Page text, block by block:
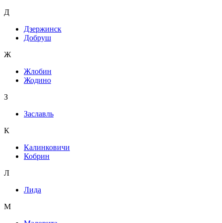
Д
Дзержинск
Добруш
Ж
Жлобин
Жодино
З
Заславль
К
Калинковичи
Кобрин
Л
Лида
М